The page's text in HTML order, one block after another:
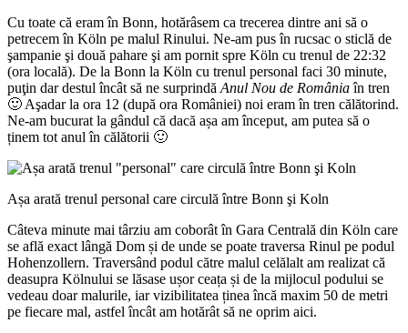
Cu toate că eram în Bonn, hotărâsem ca trecerea dintre ani să o
petrecem în Köln pe malul Rinului. Ne-am pus în rucsac o sticlă de
şampanie şi două pahare şi am pornit spre Köln cu trenul de 22:32
(ora locală). De la Bonn la Köln cu trenul personal faci 30 minute,
puţin dar destul încât să ne surprindă Anul Nou de Româniaîn tren
🙂 Aşadar la ora 12 (după ora României) noi eram în tren călătorind.
Ne-am bucurat la gândul că dacă așa am început, am putea să o
ținem tot anul în călătorii 🙂
Așa arată trenul personal care circulă între Bonn şi Koln
Câteva minute mai târziu am coborât în Gara Centrală din Köln care
se află exact lângă Dom și de unde se poate traversa Rinul pe podul
Hohenzollern. Traversând podul către malul celălalt am realizat că
deasupra Kölnului se lăsase ușor ceața și de la mijlocul podului se
vedeau doar malurile, iar vizibilitatea ținea încă maxim 50 de metri
pe fiecare mal, astfel încât am hotărât să ne oprim aici.